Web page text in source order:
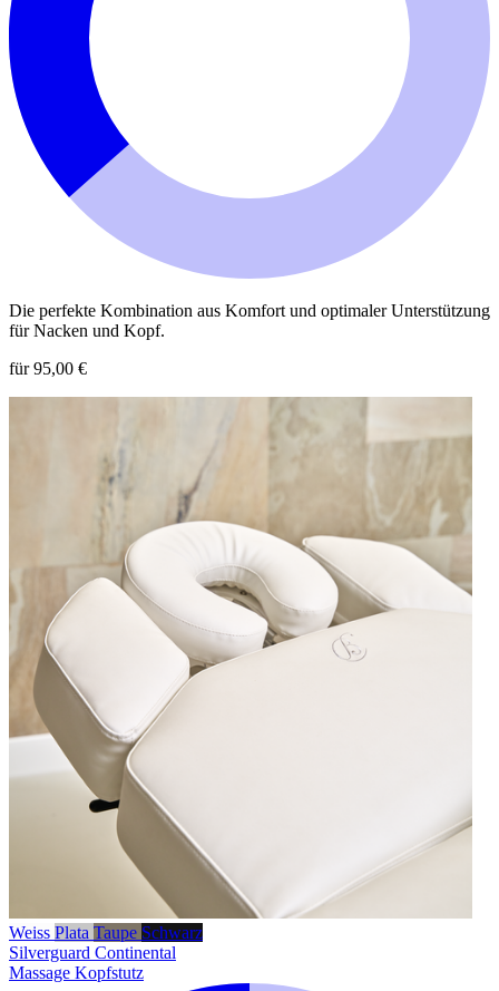
Die perfekte Kombination aus Komfort und optimaler Unterstützung
für Nacken und Kopf.
für 95,00 €
Weiss Plata Taupe Schwarz
Silverguard Continental
Massage Kopfstutz